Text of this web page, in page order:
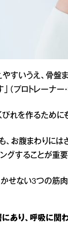
やすいうえ、骨
（プロトレーナー
れを作るために
、お腹まわりに
グすることが重要
せない3つの筋
あり、呼吸に関